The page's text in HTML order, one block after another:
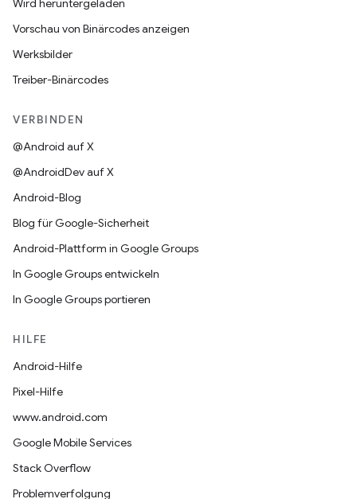
Wird heruntergeladen
Vorschau von Binärcodes anzeigen
Werksbilder
Treiber-Binärcodes
VERBINDEN
@Android auf X
@AndroidDev auf X
Android-Blog
Blog für Google-Sicherheit
Android-Plattform in Google Groups
In Google Groups entwickeln
In Google Groups portieren
HILFE
Android-Hilfe
Pixel-Hilfe
www.android.com
Google Mobile Services
Stack Overflow
Problemverfolgung